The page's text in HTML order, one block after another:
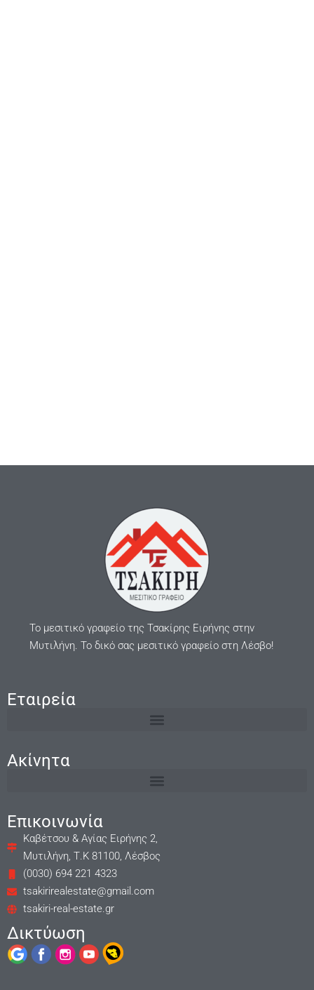
Το μεσιτικό γραφείο της Τσακίρης Ειρήνης στην
Μυτιλήνη. Το δικό σας μεσιτικό γραφείο στη Λέσβο!
Εταιρεία
Ακίνητα
Επικοινωνία
Καβέτσου & Αγίας Ειρήνης 2,
Μυτιλήνη, Τ.Κ 81100, Λέσβος
(0030) 694 221 4323
tsakirirealestate@gmail.com
tsakiri-real-estate.gr
Δικτύωση